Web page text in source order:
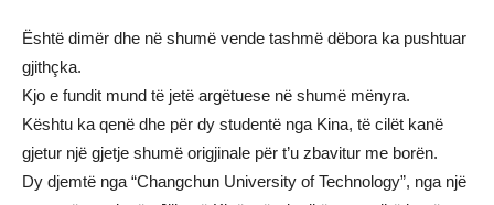
Është dimër dhe në shumë vende tashmë dëbora ka pushtuar
gjithçka.
Kjo e fundit mund të jetë argëtuese në shumë mënyra.
Kështu ka qenë dhe për dy studentë nga Kina, të cilët kanë
gjetur një gjetje shumë origjinale për t’u zbavitur me borën.
Dy djemtë nga “Changchun University of Technology”, nga një